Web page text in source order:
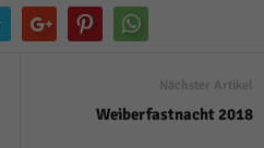
Nächster Artikel
Weiberfastnacht 2018